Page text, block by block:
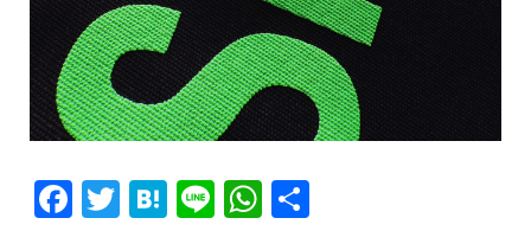
F T H L W 共